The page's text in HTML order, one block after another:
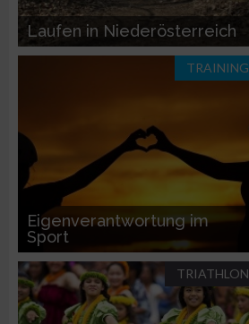
Laufen in Niederösterreich
TRAINING
Eigenverantwortung im
Sport
TRIATHLON